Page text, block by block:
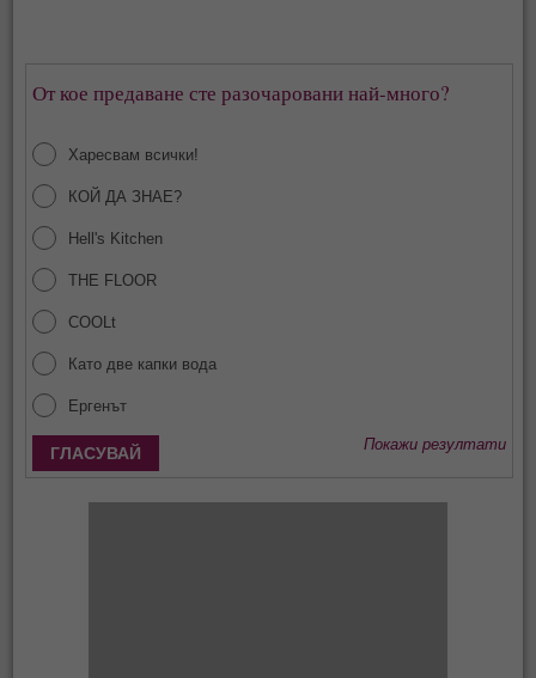
От кое предаване сте разочаровани най-много?
Харесвам всички!
КОЙ ДА ЗНАЕ?
Hell's Kitchen
THE FLOOR
COOLt
Като две капки вода
Ергенът
Покажи резултати